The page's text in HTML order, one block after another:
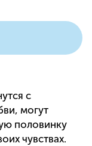
с
могут
половинку
чувствах.